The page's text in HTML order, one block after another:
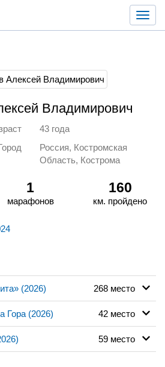
Владимирович
43 года
Россия, Костромская
Область, Кострома
1
марафонов
160
км. пройдено
(2026) 268 место
Гора (2026) 42 место
59 место